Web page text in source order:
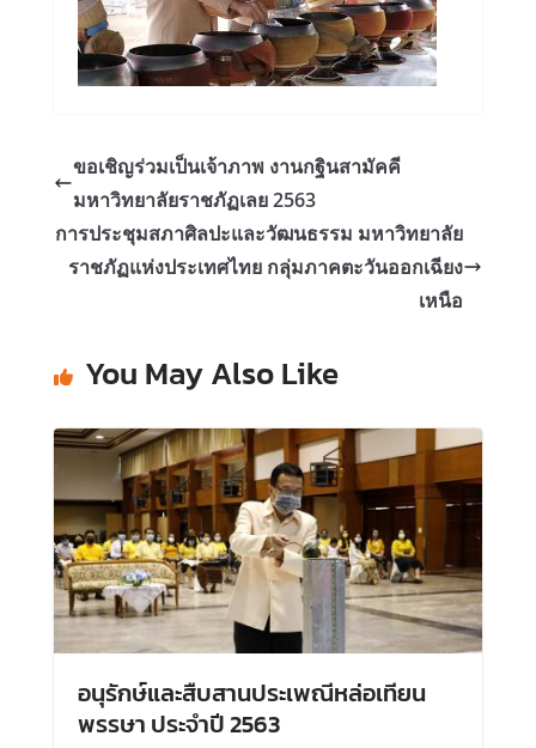
ขอเชิญร่วมเป็นเจ้าภาพ งานกฐินสามัคคี
มหาวิทยาลัยราชภัฏเลย 2563
การประชุมสภาศิลปะและวัฒนธรรม มหาวิทยาลัย
ราชภัฏแห่งประเทศไทย กลุ่มภาคตะวันออกเฉียง
เหนือ
You May Also Like
อนุรักษ์และสืบสานประเพณีหล่อเทียน
พรรษา ประจำปี 2563